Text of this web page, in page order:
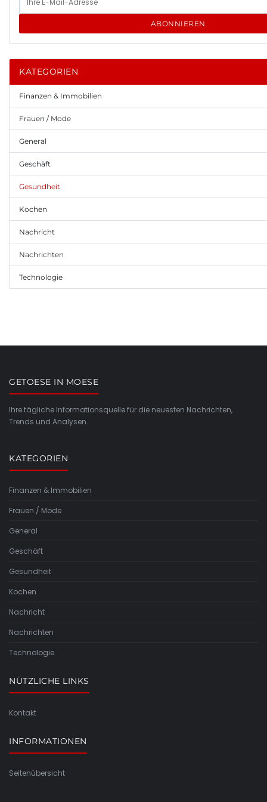
ABONNIEREN
KATEGORIEN
Finanzen & Immobilien
Frauen / Mode
General
Geschäft
Gesundheit
Kochen
Nachricht
Nachrichten
Technologie
GETOESE IN MOESE
Ihre tägliche Informationsquelle für die neuesten Nachrichten,
Trends und Analysen.
KATEGORIEN
Finanzen & Immobilien
Frauen / Mode
General
Geschäft
Gesundheit
Kochen
Nachricht
Nachrichten
Technologie
NÜTZLICHE LINKS
Kontakt
INFORMATIONEN
Seitenübersicht